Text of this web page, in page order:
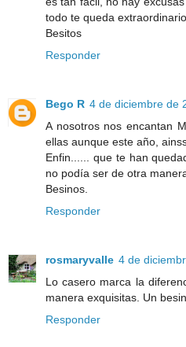
todo te queda
Besitos
Responder
Bego R 4 de diciembre de
A nosotros nos encantan
ellas aunque este año,
Enfin...... que te han
no podía ser de otra
Besinos.
Responder
rosmaryvalle 4 de
Lo casero marca la
manera exquisitas. Un besin.
Responder